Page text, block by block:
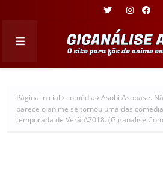
Página inicial comédia
Asobi Asobase.
parece o anime se tornou uma das
temporada de Verão\2018. (Giganalise